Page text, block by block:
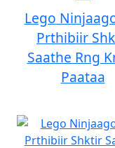
Lego
Prthibiir
Saathe Rng
Paataa